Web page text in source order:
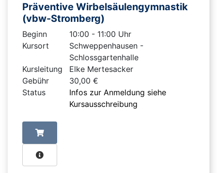
Präventive Wirbelsäulengymnastik
(vbw-Stromberg)
Beginn
10:00 - 11:00 Uhr
Kursort
Schweppenhausen -
Schlossgartenhalle
Kursleitung
Elke Mertesacker
Gebühr
30,00 €
Status
Infos zur Anmeldung siehe
Kursausschreibung